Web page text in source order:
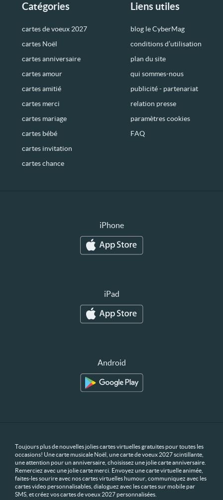
Catégories
cartes de voeux 2027
cartes Noël
cartes anniversaire
cartes amour
cartes amitié
cartes merci
cartes mariage
cartes bébé
cartes invitation
cartes chance
Liens utiles
blog le CyberMag
conditions d’utilisation
plan du site
qui sommes-nous
publicité - partenariat
relation presse
paramètres cookies
FAQ
iPhone
iPad
Android
Toujours plus de nouvelles jolies cartes virtuelles gratuites pour toutes les
occasions! Une carte musicale Noël, une carte de voeux 2027 scintillante,
une attention pour un anniversaire, choisissez une jolie carte anniversaire.
Remerciez avec une jolie carte merci. Envoyez une carte virtuelle animée,
faites-les sourire avec nos cartes virtuelles humour, communiquez avec les
cartes video personnalisables, dialoguez avec les cartes sur mobile par
SMS, et créez vos cartes de voeux 2027 personnalisées.